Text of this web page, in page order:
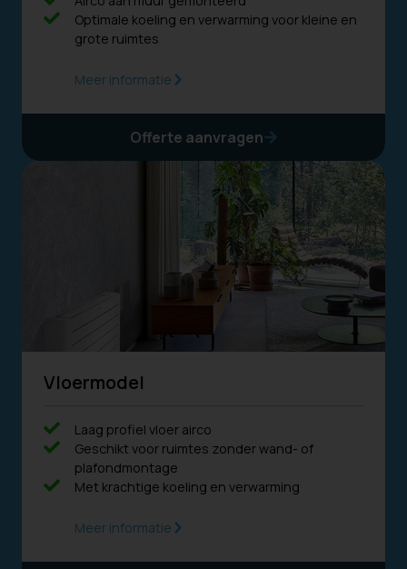
Optimale koeling en verwarming voor kleine en
grote ruimtes
Meer informatie
Offerte aanvragen
Vloermodel
Laag profiel vloer airco
Geschikt voor ruimtes zonder wand- of
plafondmontage
Met krachtige koeling en verwarming
Meer informatie